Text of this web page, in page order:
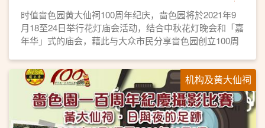
时值啬色园黄大仙祠100周年纪庆，啬色园将於2021年9
月18至24日举行花灯庙会活动，结合中秋花灯晚会和「嘉
年华」式的庙会，藉此与大众市民分享啬色园创立100周
产项目。
机构及黄大仙祠